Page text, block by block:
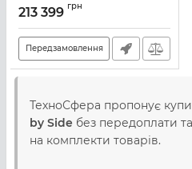
213 399 грн
Передзамовлення
ТехноСфера пропонує
by Side без передоплати
на комплекти товарів.